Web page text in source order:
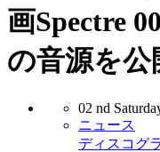
画Spectre
の音源を公
02 nd
ニュース
ディスコグ